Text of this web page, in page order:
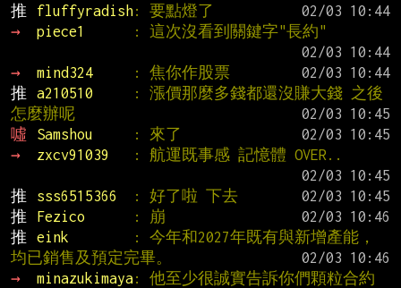
推
fluffyradish: 要點燈了
→
piece1
: 這次沒看到關鍵字"長約"
→
mind324 : 焦你作股票
推
a210510
: 漲價那麼多錢都還沒賺大錢 之後
怎麼辦呢
噓
Samshou : 來了
→
zxcv91039
: 航運既事感 記憶體 OVER..
推
sss6515366 : 好了啦 下去
推
Fezico : 崩
推
eink
: 今年和2027年既有與新增產能，
均已銷售及預定完畢。
→
minazukimaya: 他至少很誠實告訴你們顆粒合約